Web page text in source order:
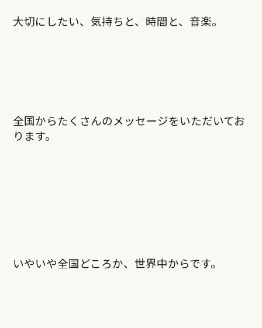
大切にしたい、気持ちと、時間と、音楽。
全国からたくさんのメッセージをいただいてお
ります。
いやいや全国どころか、世界中からです。